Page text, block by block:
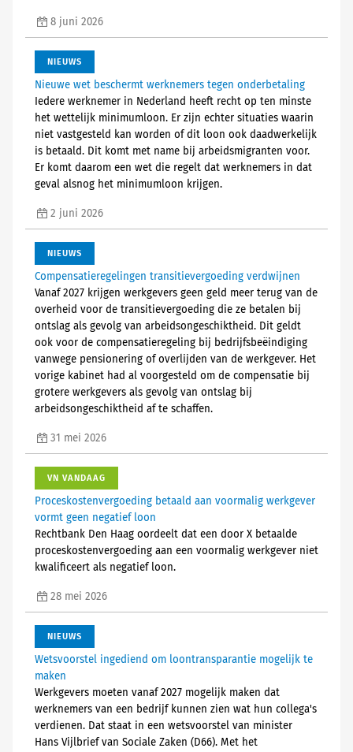
8 juni 2026
NIEUWS
Nieuwe wet beschermt werknemers tegen onderbetaling
Iedere werknemer in Nederland heeft recht op ten minste
het wettelijk minimumloon. Er zijn echter situaties waarin
niet vastgesteld kan worden of dit loon ook daadwerkelijk
is betaald. Dit komt met name bij arbeidsmigranten voor.
Er komt daarom een wet die regelt dat werknemers in dat
geval alsnog het minimumloon krijgen.
2 juni 2026
NIEUWS
Compensatieregelingen transitievergoeding verdwijnen
Vanaf 2027 krijgen werkgevers geen geld meer terug van de
overheid voor de transitievergoeding die ze betalen bij
ontslag als gevolg van arbeidsongeschiktheid. Dit geldt
ook voor de compensatieregeling bij bedrijfsbeëindiging
vanwege pensionering of overlijden van de werkgever. Het
vorige kabinet had al voorgesteld om de compensatie bij
grotere werkgevers als gevolg van ontslag bij
arbeidsongeschiktheid af te schaffen.
31 mei 2026
VN VANDAAG
Proceskostenvergoeding betaald aan voormalig werkgever
vormt geen negatief loon
Rechtbank Den Haag oordeelt dat een door X betaalde
proceskostenvergoeding aan een voormalig werkgever niet
kwalificeert als negatief loon.
28 mei 2026
NIEUWS
Wetsvoorstel ingediend om loontransparantie mogelijk te
maken
Werkgevers moeten vanaf 2027 mogelijk maken dat
werknemers van een bedrijf kunnen zien wat hun collega's
verdienen. Dat staat in een wetsvoorstel van minister
Hans Vijlbrief van Sociale Zaken (D66). Met het